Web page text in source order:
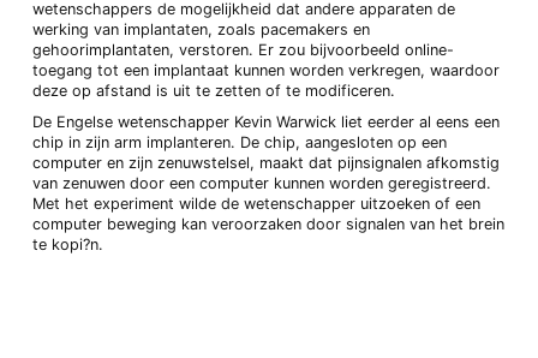
wetenschappers de mogelijkheid dat andere apparaten de
werking van implantaten, zoals pacemakers en
gehoorimplantaten, verstoren. Er zou bijvoorbeeld online-
toegang tot een implantaat kunnen worden verkregen, waardoor
deze op afstand is uit te zetten of te modificeren.
De Engelse wetenschapper Kevin Warwick liet eerder al eens een
chip in zijn arm implanteren. De chip, aangesloten op een
computer en zijn zenuwstelsel, maakt dat pijnsignalen afkomstig
van zenuwen door een computer kunnen worden geregistreerd.
Met het experiment wilde de wetenschapper uitzoeken of een
computer beweging kan veroorzaken door signalen van het brein
te kopi?n.